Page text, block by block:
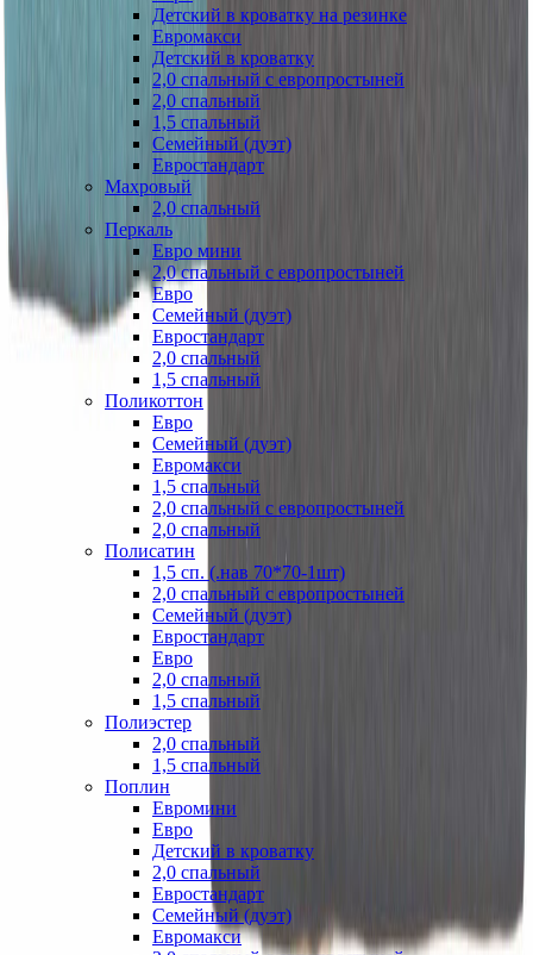
Детский в кроватку на резинке
Евромакси
Детский в кроватку
2,0 спальный с европростыней
2,0 спальный
1,5 спальный
Семейный (дуэт)
Евростандарт
Махровый
2,0 спальный
Перкаль
Евро мини
2,0 спальный с европростыней
Евро
Семейный (дуэт)
Евростандарт
2,0 спальный
1,5 спальный
Поликоттон
Евро
Семейный (дуэт)
Евромакси
1,5 спальный
2,0 спальный с европростыней
2,0 спальный
Полисатин
1,5 сп. (.нав 70*70-1шт)
2,0 спальный с европростыней
Семейный (дуэт)
Евростандарт
Евро
2,0 спальный
1,5 спальный
Полиэстер
2,0 спальный
1,5 спальный
Поплин
Евромини
Евро
Детский в кроватку
2,0 спальный
Евростандарт
Семейный (дуэт)
Евромакси